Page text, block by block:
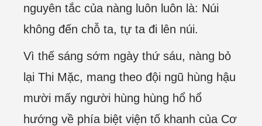
nguyên tắc của nàng luôn luôn là: Núi
không đến chỗ ta, tự ta đi lên núi.
Vì thế sáng sớm ngày thứ sáu, nàng bỏ
lại Thi Mặc, mang theo đội ngũ hùng hậu
mười mấy người hùng hùng hổ hổ
hướng về phía biệt viện tố khanh của Cơ